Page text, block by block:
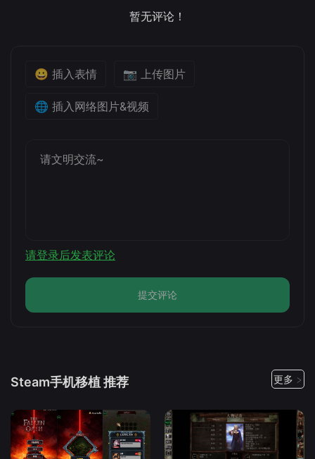
暂无评论！
😀 插入表情 📷 上传图片
🌐 插入网络图片&视频
请登录后发表评论
提交评论
Steam手机移植 推荐 更多 >